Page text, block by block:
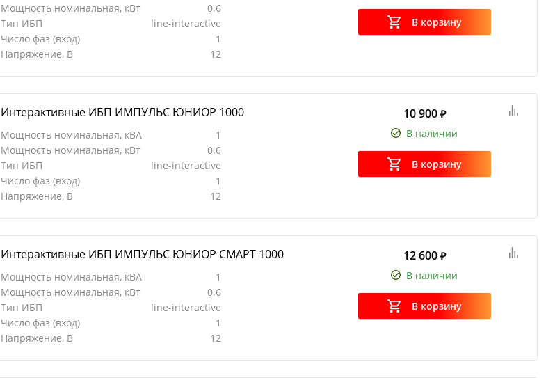
Мощность номинальная, кВт
0.6
Тип ИБП
line-interactive
Число фаз (вход)
1
Напряжение, В
12
В корзину
Интерактивные ИБП ИМПУЛЬС ЮНИОР 1000
Мощность номинальная, кВА
1
Мощность номинальная, кВт
0.6
Тип ИБП
line-interactive
Число фаз (вход)
1
Напряжение, В
12
10 900 ₽
В наличии
В корзину
Интерактивные ИБП ИМПУЛЬС ЮНИОР СМАРТ 1000
Мощность номинальная, кВА
1
Мощность номинальная, кВт
0.6
Тип ИБП
line-interactive
Число фаз (вход)
1
Напряжение, В
12
12 600 ₽
В наличии
В корзину